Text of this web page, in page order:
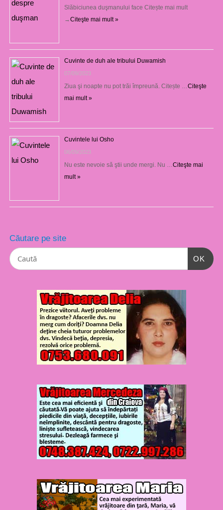
Slăbiciunea duşmanului face Citește mai mult
→Citeşte mai mult »
Cuvinte de duh ale tribului Duwamish
07/09/2023
Ziua şi noapte nu pot trăi împreună. Citește … Citeşte
mai mult »
Cuvintele lui Osho
06/09/2023
Nu este nevoie să ştii unde mergi. Nu … Citeşte mai
mult »
Căutare pe site
OK